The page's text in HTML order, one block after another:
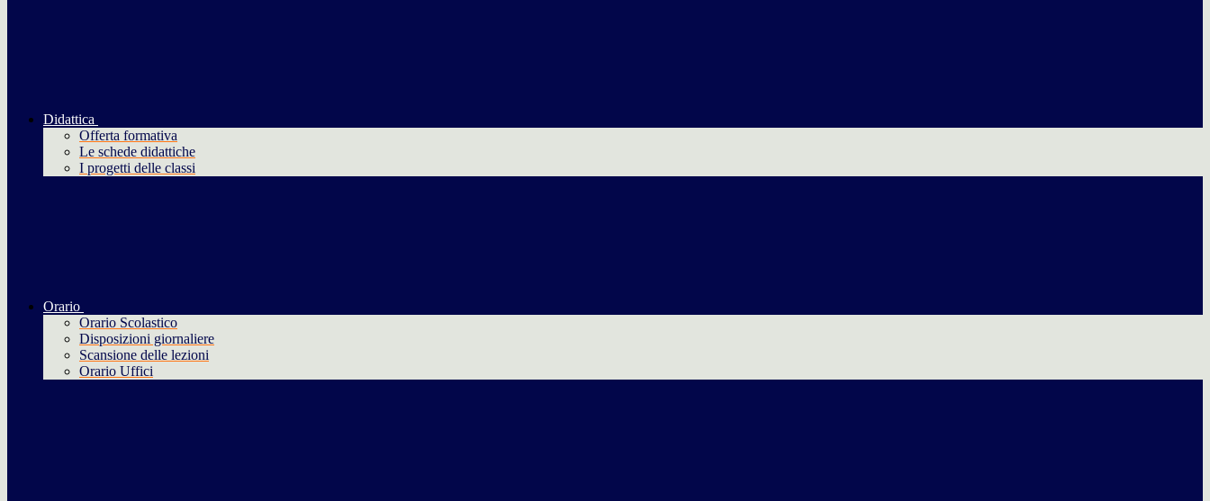
Didattica
Offerta formativa
Le schede didattiche
I progetti delle classi
Orario
Orario Scolastico
Disposizioni giornaliere
Scansione delle lezioni
Orario Uffici